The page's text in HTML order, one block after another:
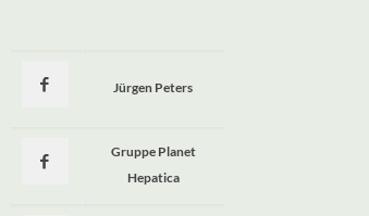
Jürgen Peters
Gruppe Planet
Hepatica